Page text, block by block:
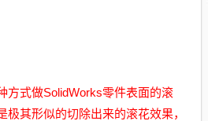
方式做SolidWorks零件表面的滚
其形似的切除出来的滚花效果，